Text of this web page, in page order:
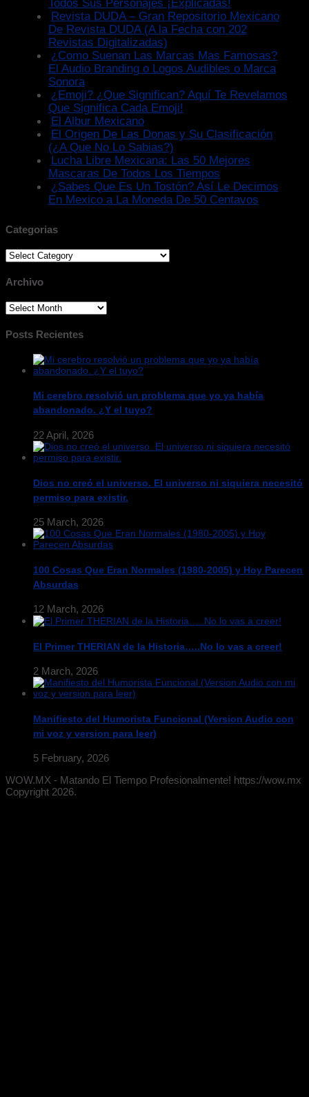
Todos Sus Personajes ¡Explicadas!
Revista DUDA – Gran Repositorio Mexicano
De Revista DUDA (A la Fecha con 202
Revistas Digitalizadas)
¿Como Suenan Las Marcas Mas Famosas?
El Audio Branding o Logos Audibles o Marca
Sonora
¿Emoji? ¿Que Significan? Aquí Te Revelamos
Que Significa Cada Emoji!
El Albur Mexicano
El Origen De Las Donas y Su Clasificación
(¿A Que No Lo Sabias?)
Lucha Libre Mexicana: Las 50 Mejores
Mascaras De Todos Los Tiempos
¿Sabes Que Es Un Tostón? Así Le Decimos
En Mexico a La Moneda De 50 Centavos
Categorias
Categorias
Archivo
Archivo
Posts Recientes
Mi cerebro resolvió un problema que yo ya había
abandonado. ¿Y el tuyo?
22 April, 2026
Dios no creó el universo. El universo ni siquiera necesitó
permiso para existir.
25 March, 2026
100 Cosas Que Eran Normales (1980-2005) y Hoy Parecen
Absurdas
12 March, 2026
El Primer THERIAN de la Historia…..No lo vas a creer!
2 March, 2026
Manifiesto del Humorista Funcional (Version Audio con
mi voz y version para leer)
5 February, 2026
WOW.MX - Matando El Tiempo Profesionalmente! https://wow.mx
Copyright 2026.